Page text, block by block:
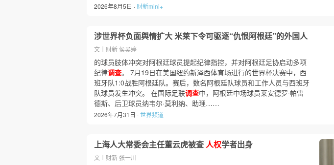
2026年8月5日 · 财新mini+
涉世界杯负面舆情扩大 米莱下令可驱逐“仇恨阿根廷”的外国人
文｜财新 侯吴婷
的球员肢体冲突对阿根廷球员提起纪律指控，并对阿根廷足协启动多项
纪律调查。 7月19日在美国纽约新泽西体育场进行的世界杯决赛中，西
班牙队1:0战胜阿根廷队。赛后，数名阿根廷队球员和工作人员与西班牙
队球员发生冲突。 在国际足联调查中，阿根廷中场球员莱安德罗·帕雷
德斯、后卫球员纳韦尔·莫利纳、助理……
2026年7月31日 ·世界频道
上海人大常委会主任董云虎被查人权学者出身
文︱财新 张一川